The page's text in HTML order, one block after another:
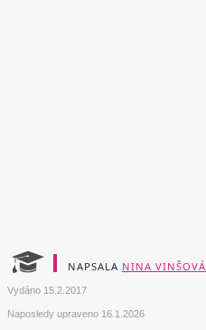
NAPSALA NINA VINŠOVÁ
Vydáno 15.2.2017
Naposledy upraveno 16.1.2026